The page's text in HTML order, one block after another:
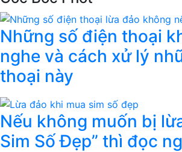
Những số điện thoại
nghe và cách xử lý
thoại này
Nếu không muốn bị
Sim Số Đẹp” thì đọc